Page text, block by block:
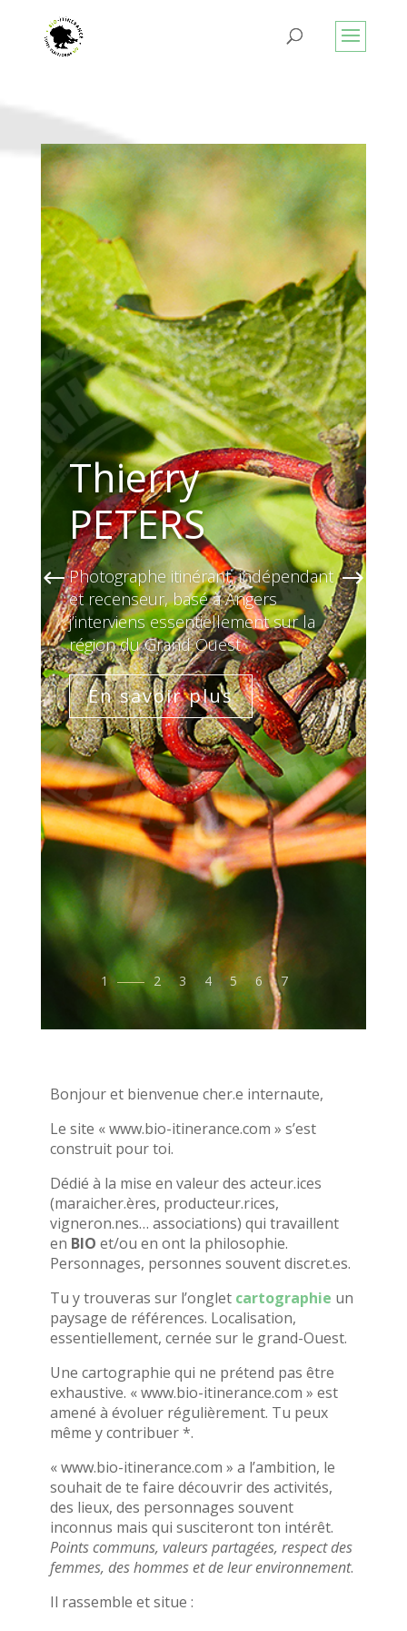
Thierry
PETERS
Photographe itinérant, indépendant
et recenseur, basé à Angers
j’interviens essentiellement sur la
région du Grand Ouest
En savoir plus
1 2 3 4 5 6 7
Bonjour et bienvenue cher.e internaute,
Le site « www.bio-itinerance.com » s’est
construit pour toi.
Dédié à la mise en valeur des acteur.ices
(maraicher.ères, producteur.rices,
vigneron.nes… associations) qui travaillent
en BIO et/ou en ont la philosophie.
Personnages, personnes souvent discret.es.
Tu y trouveras sur l’onglet cartographie un
paysage de références. Localisation,
essentiellement, cernée sur le grand-Ouest.
Une cartographie qui ne prétend pas être
exhaustive. « www.bio-itinerance.com » est
amené à évoluer régulièrement. Tu peux
même y contribuer *.
« www.bio-itinerance.com » a l’ambition, le
souhait de te faire découvrir des activités,
des lieux, des personnages souvent
inconnus mais qui susciteront ton intérêt.
Points communs, valeurs partagées, respect des
femmes, des hommes et de leur environnement.
Il rassemble et situe :